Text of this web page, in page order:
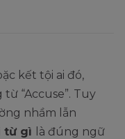
kết tội ai đó,
“Accuse”. Tuy
nhầm lẫn
từ gì
là đúng ngữ